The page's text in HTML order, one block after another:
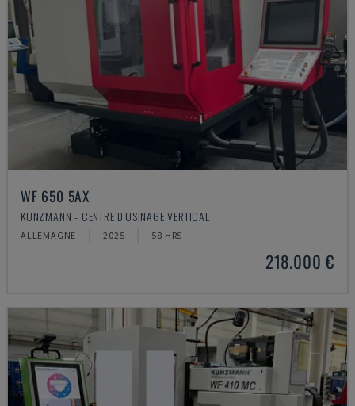
WF 650 5AX
KUNZMANN - CENTRE D'USINAGE VERTICAL
ALLEMAGNE 2025 58 HRS
218.000 €